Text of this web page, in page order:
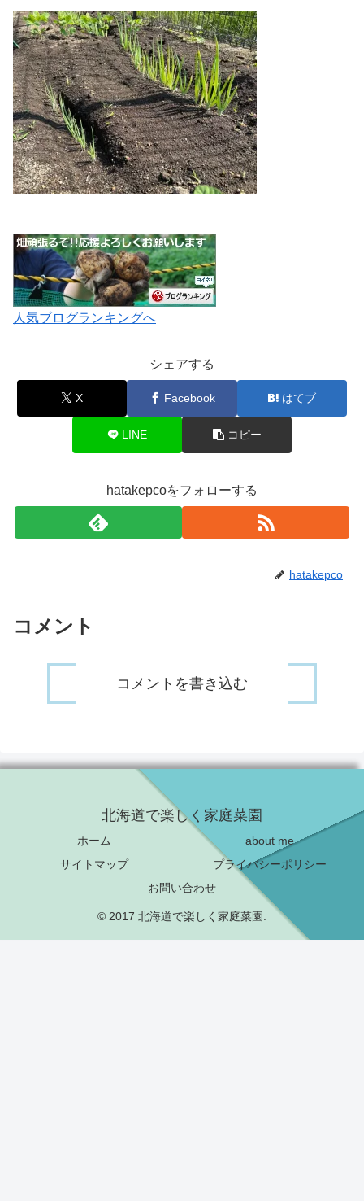
人気ブログランキングへ
シェアする
X Facebook はてブ
LINE コピー
hatakepcoをフォローする
hatakepco
コメント
コメントを書き込む
北海道で楽しく家庭菜園
ホーム
about me
サイトマップ
プライバシーポリシー
お問い合わせ
© 2017 北海道で楽しく家庭菜園.